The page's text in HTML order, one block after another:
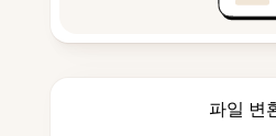
파일 변